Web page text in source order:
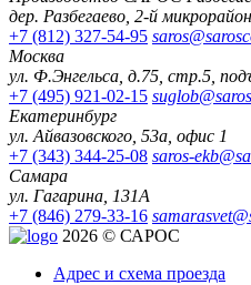
дер. Разбегаево, 2-й
+7 (812) 327-54-95
Москва
ул. Ф.Энгельса, д.75, стр.5,
+7 (495) 921-02-15
Екатеринбург
ул. Айвазовского, 53а, офис 1
+7 (343) 344-25-08 saros-
Самара
ул. Гагарина, 131А
+7 (846) 279-33-16
2026 © САРОС
Адрес и схема проезда